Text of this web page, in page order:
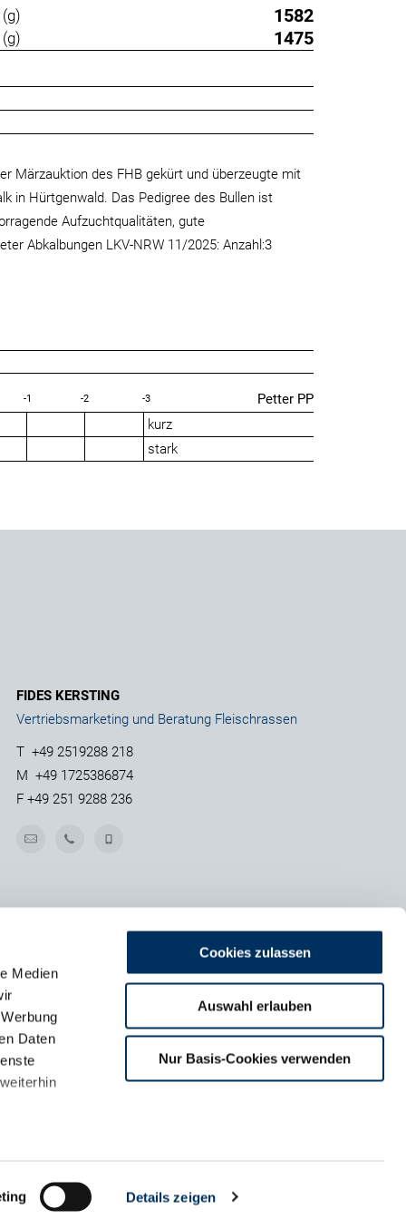
Medien
Daten
Details zeigen
Cookies zulassen
Auswahl erlauben
Nur Basis-Cookies verwenden
1582
1475
Märzauktion des FHB gekürt und überzeugte mit
in Hürtgenwald. Das Pedigree des Bullen ist
Aufzuchtqualitäten, gute
Abkalbungen LKV-NRW 11/2025: Anzahl:3
-1 -2 -3
Petter PP
kurz
stark
FIDES KERSTING
Vertriebsmarketing und Beratung Fleischrassen
T +49 2519288 218
M +49 1725386874
F+49 251 9288 236